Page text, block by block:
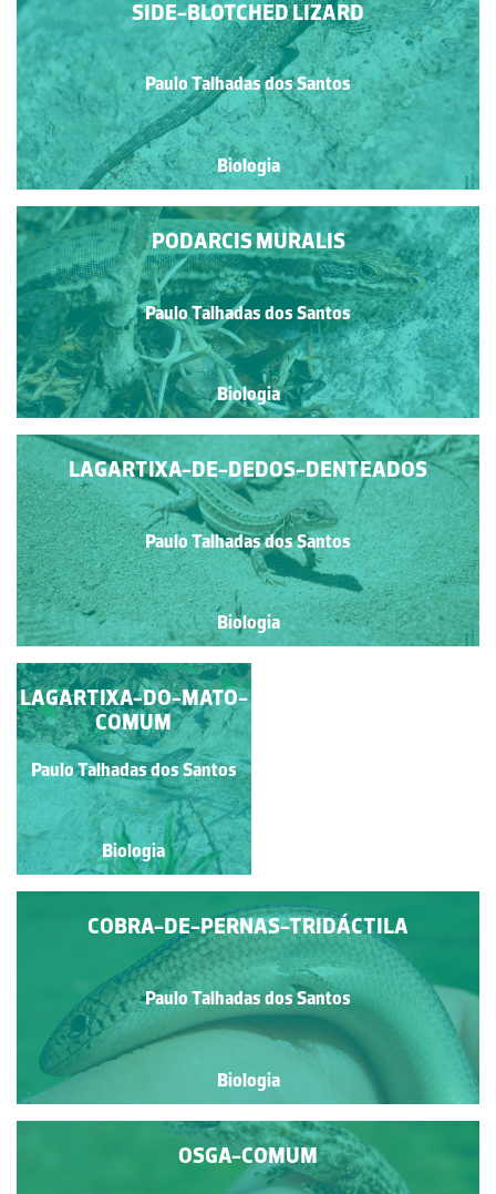
SIDE-BLOTCHED LIZARD
Paulo Talhadas dos Santos
Biologia
PODARCIS MURALIS
Paulo Talhadas dos Santos
Biologia
LAGARTIXA-DE-DEDOS-DENTEADOS
Paulo Talhadas dos Santos
Biologia
SARDÃO
Paulo Talhadas dos Santos
Biologia
COBRA-DE-PERNAS-TRIDÁCTILA
Paulo Talhadas dos Santos
Biologia
LAGARTIXA-DO-MATO-
COMUM
Paulo Talhadas dos Santos
Biologia
OSGA-COMUM